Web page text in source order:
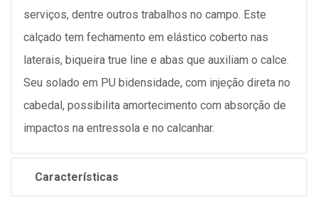
serviços, dentre outros trabalhos no campo. Este
calçado tem fechamento em elástico coberto nas
laterais, biqueira true line e abas que auxiliam o calce.
Seu solado em PU bidensidade, com injeção direta no
cabedal, possibilita amortecimento com absorção de
impactos na entressola e no calcanhar.
Características